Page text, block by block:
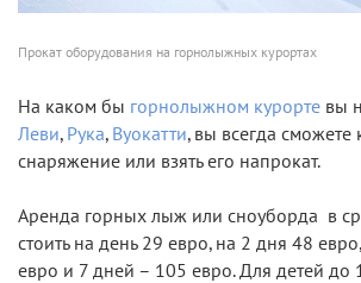
Прокат оборудования на горнолыжных курортах
На каком бы горнолыжном курорте вы
Леви, Рука, Вуокатти, вы всегда сможете
снаряжение или взять его напрокат.
Аренда горных лыж или сноуборда в
стоить на день 29 евро, на 2 дня 48
евро и 7 дней – 105 евро. Для детей до